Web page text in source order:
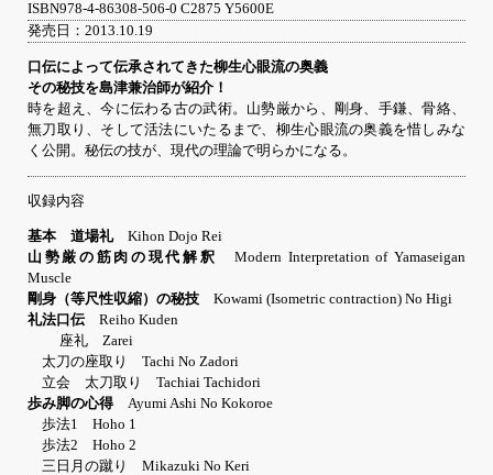
ISBN978-4-86308-506-0 C2875 Y5600E
発売日：2013.10.19
口伝によって伝承されてきた柳生心眼流の奥義
その秘技を島津兼治師が紹介！
時を超え、今に伝わる古の武術。山勢厳から、剛身、手鎌、骨絡、
無刀取り、そして活法にいたるまで、柳生心眼流の奥義を惜しみな
く公開。秘伝の技が、現代の理論で明らかになる。
収録内容
基本 道場礼Kihon Dojo Rei
山勢厳の筋肉の現代解釈
Modern Interpretation of Yamaseigan
Muscle
剛身（等尺性収縮）の秘技 Kowami (Isometric contraction) No Higi
礼法口伝Reiho Kuden
座礼 Zarei
太刀の座取り Tachi No Zadori
立会 太刀取り Tachiai Tachidori
歩み脚の心得Ayumi Ashi No Kokoroe
歩法1 Hoho 1
歩法2 Hoho 2
三日月の蹴り Mikazuki No Keri